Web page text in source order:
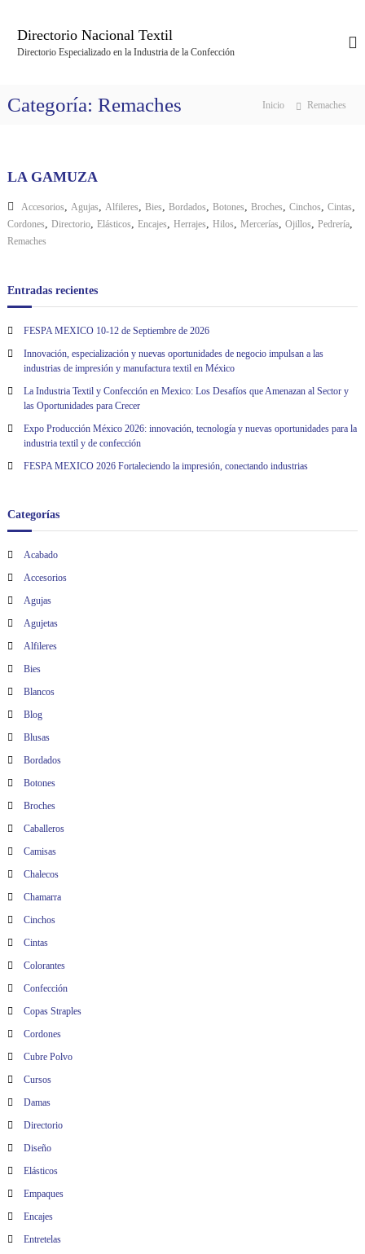
Directorio Nacional Textil
Directorio Especializado en la Industria de la Confección
Categoría: Remaches Inicio Remaches
LA GAMUZA
Accesorios, Agujas, Alfileres, Bies, Bordados, Botones, Broches, Cinchos, Cintas,
Cordones, Directorio, Elásticos, Encajes, Herrajes, Hilos, Mercerías, Ojillos, Pedrería,
Remaches
Entradas recientes
FESPA MEXICO 10-12 de Septiembre de 2026
Innovación, especialización y nuevas oportunidades de negocio impulsan a las
industrias de impresión y manufactura textil en México
La Industria Textil y Confección en Mexico: Los Desafíos que Amenazan al Sector y
las Oportunidades para Crecer
Expo Producción México 2026: innovación, tecnología y nuevas oportunidades para la
industria textil y de confección
FESPA MEXICO 2026 Fortaleciendo la impresión, conectando industrias
Categorías
Acabado
Accesorios
Agujas
Agujetas
Alfileres
Bies
Blancos
Blog
Blusas
Bordados
Botones
Broches
Caballeros
Camisas
Chalecos
Chamarra
Cinchos
Cintas
Colorantes
Confección
Copas Straples
Cordones
Cubre Polvo
Cursos
Damas
Directorio
Diseño
Elásticos
Empaques
Encajes
Entretelas